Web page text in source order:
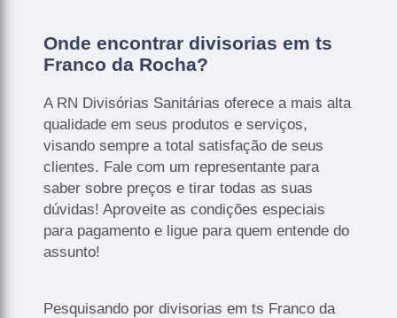
Onde encontrar divisorias em ts
Franco da Rocha?
A RN Divisórias Sanitárias oferece a mais alta
qualidade em seus produtos e serviços,
visando sempre a total satisfação de seus
clientes. Fale com um representante para
saber sobre preços e tirar todas as suas
dúvidas! Aproveite as condições especiais
para pagamento e ligue para quem entende do
assunto!
Pesquisando por divisorias em ts Franco da